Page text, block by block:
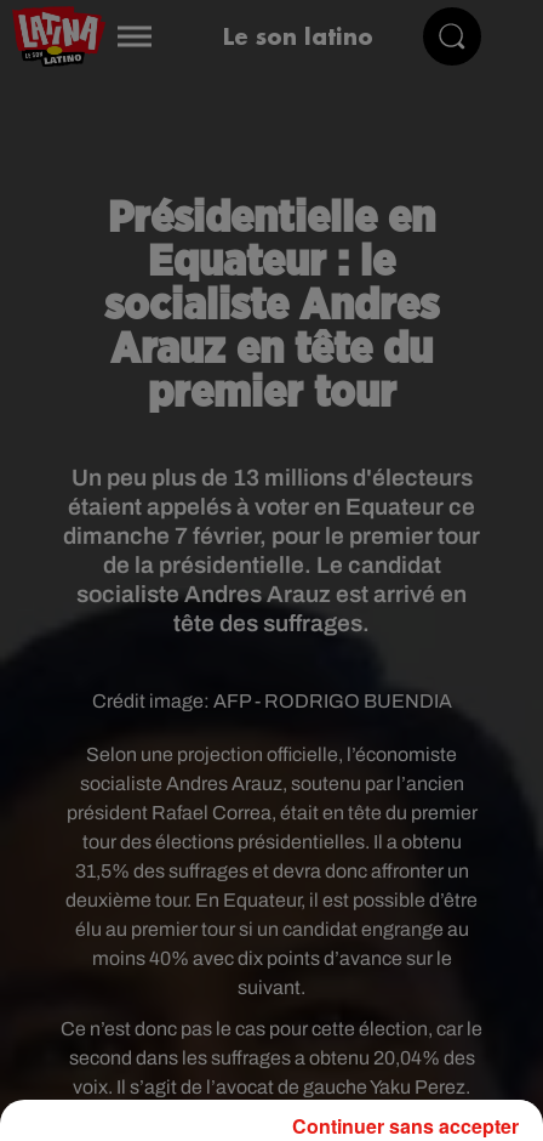
Le son latino
Présidentielle en
Equateur : le
socialiste Andres
Arauz en tête du
premier tour
Un peu plus de 13 millions d'électeurs
étaient appelés à voter en Equateur ce
dimanche 7 février, pour le premier tour
de la présidentielle. Le candidat
socialiste Andres Arauz est arrivé en
tête des suffrages.
Crédit image: AFP - RODRIGO BUENDIA
Selon une projection officielle, l’économiste
socialiste Andres Arauz, soutenu par l’ancien
président Rafael Correa, était en tête du premier
tour des élections présidentielles. Il a obtenu
31,5% des suffrages et devra donc affronter un
deuxième tour. En Equateur, il est possible d’être
élu au premier tour si un candidat engrange au
moins 40% avec dix points d’avance sur le
suivant.
Ce n’est donc pas le cas pour cette élection, car le
second dans les suffrages a obtenu 20,04% des
voix. Il s’agit de l’avocat de gauche Yaku Perez.
L’écologiste devient le premier indigène à parvenir
Continuer sans accepter